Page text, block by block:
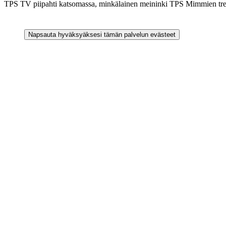
TPS TV piipahti katsomassa, minkälainen meininki TPS Mimmien
Napsauta hyväksyäksesi tämän palvelun evästeet